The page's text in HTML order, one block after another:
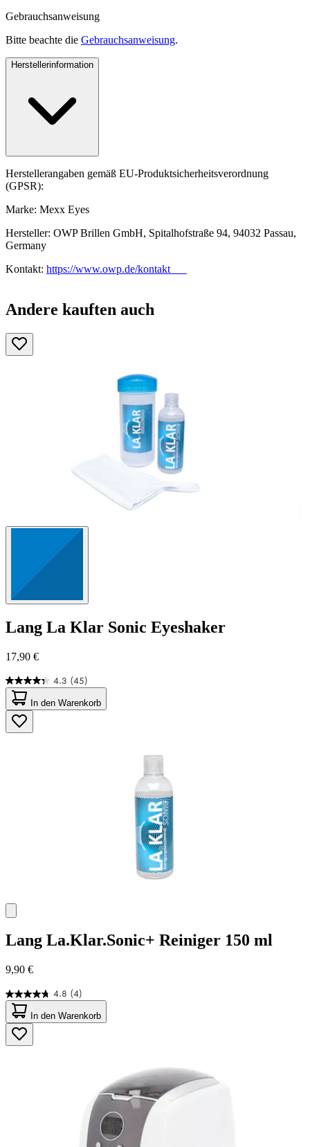
Gebrauchsanweisung
Bitte beachte die Gebrauchsanweisung.
Herstellerinformation
Herstellerangaben gemäß EU-Produktsicherheitsverordnung
(GPSR):
Marke: Mexx Eyes
Hersteller: OWP Brillen GmbH, Spitalhofstraße 94, 94032 Passau,
Germany
Kontakt: https://www.owp.de/kontakt
Andere kauften auch
Lang La Klar Sonic Eyeshaker
17,90 €
4.3 (45)
4.3
von
5
Sternen.
45
In den Warenkorb
Lang La.Klar.Sonic+ Reiniger 150 ml
9,90 €
4.8 (4)
4.8
von
5
Sternen.
4
In den Warenkorb